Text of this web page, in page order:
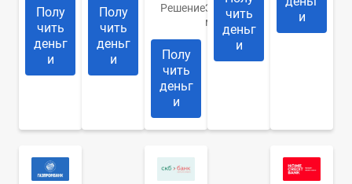
Полу
чить
деньг
и
Полу
чить
деньг
и
РешениеЗа 5
минут
Полу
чить
деньг
и
чить
деньг
и
и